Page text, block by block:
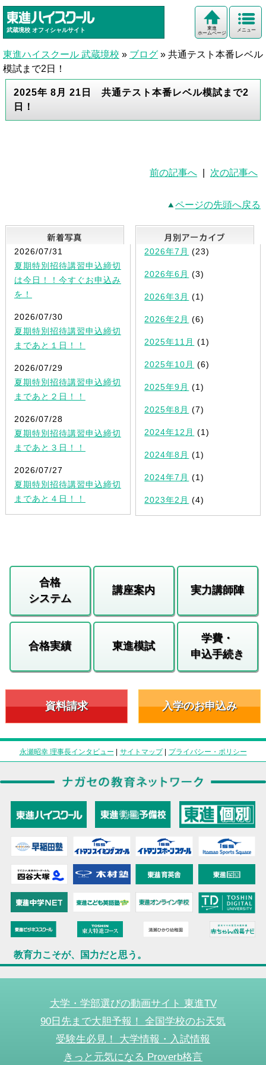
武蔵境校 オフィシャルサイト メニュー
東進
ホームページ
東進ハイスクール 武蔵境校 » ブログ » 共通テスト本番レベル
模試まで2日！
2025年 8月 21日 共通テスト本番レベル模試まで2
日！
前の記事へ 次の記事へ
ページの先頭へ戻る
新着写真
2026/07/31
夏期特別招待講習申込締切
は今日！！今すぐお申込み
を！
2026/07/30
夏期特別招待講習申込締切
まであと１日！！
2026/07/29
夏期特別招待講習申込締切
まであと２日！！
2026/07/28
夏期特別招待講習申込締切
まであと３日！！
2026/07/27
夏期特別招待講習申込締切
まであと４日！！
2026年7月 (23)
2026年6月 (3)
2026年3月 (1)
2026年2月 (6)
2025年11月 (1)
2025年10月 (6)
2025年9月 (1)
2025年8月 (7)
2024年12月 (1)
2024年8月 (1)
2024年7月 (1)
2023年2月 (4)
合格
システム
講座案内 実力講師陣
合格実績 東進模試
学費・
申込手続き
資料請求 入学のお申込み
永瀬昭幸 理事長インタビュー | サイトマップ| プライバシー・ポリシー
教育力こそが、国力だと思う。
大学・学部選びの動画サイト 東進TV
90日先まで大胆予報！ 全国学校のお天気
受験生必見！ 大学情報・入試情報
きっと元気になる Proverb格言